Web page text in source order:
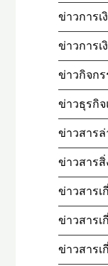
ข่าวการ
ข่าวการเ
ข่าวกิจก
ข่าวธุรกิ
ข่าวสารล่
ข่าวสาร
ข่าวสารเ
ข่าวสาร
ข่าวสาร